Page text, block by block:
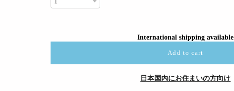
International shipping available
Add to cart
日本国内にお住まいの方向け